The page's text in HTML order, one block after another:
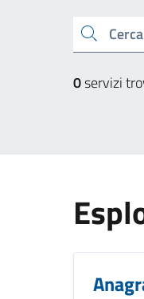
Cerca una parola chiave
0servizi